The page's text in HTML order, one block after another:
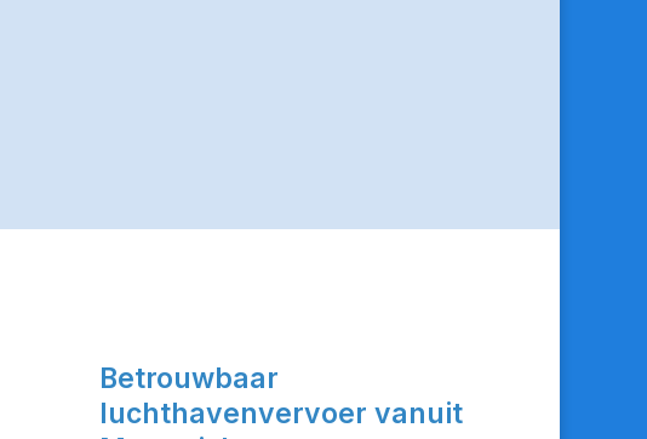
Betrouwbaar
luchthavenvervoer vanuit